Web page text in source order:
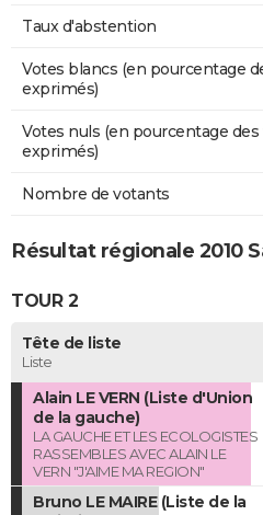
Taux d'abstention
Votes blancs (en pourcentage
exprimés)
Votes nuls (en pourcentage des
exprimés)
Nombre de votants
Résultat régionale 2010
TOUR 2
Tête de liste
Liste
Alain LE VERN (Liste d'Union
de la gauche)
LA GAUCHE ET LES ECOLOGISTES
RASSEMBLES AVEC ALAIN LE
VERN "J'AIME MA REGION"
Bruno LE MAIRE (Liste de la